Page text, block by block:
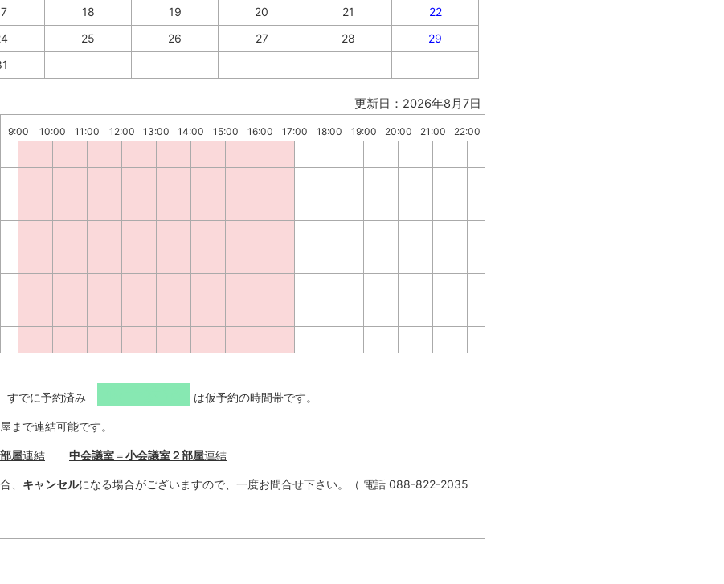
18 19 20 21
22
25 26 27 28
29
更新日：2026年8月7日
9:00 10:00 11:00 12:00 13:00 14:00 15:00 16:00 17:00 18:00 19:00 20:00 21:00 22:00
すでに予約済み は仮予約の時間帯です。
まで連結可能です。
屋連結 中会議室＝小会議室２部屋連結
、 キャンセルになる場合がございますので、一度お問合せ下さい。（ 電話 088-822-2035